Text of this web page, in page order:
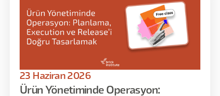
23 Haziran 2026
Ürün Yönetiminde Operasyon: